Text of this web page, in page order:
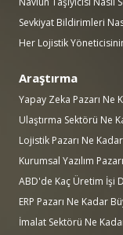
Sevkiyat Bildirimleri
Her Lojistik
Araştırma
Yapay Zeka Pazarı Ne
Ulaştırma Sektörü Ne
Lojistik Pazarı Ne
Kurumsal Yazılım
ABD'de Kaç Üretim İşi
ERP Pazarı Ne Kadar
İmalat Sektörü Ne